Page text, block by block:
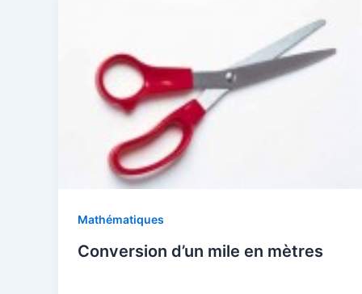
Mathématiques
Conversion d’un mile en mètres